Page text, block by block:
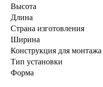
Высота
Длина
Страна изготовления
Ширина
Конструкция для монтажа
Тип установки
Форма